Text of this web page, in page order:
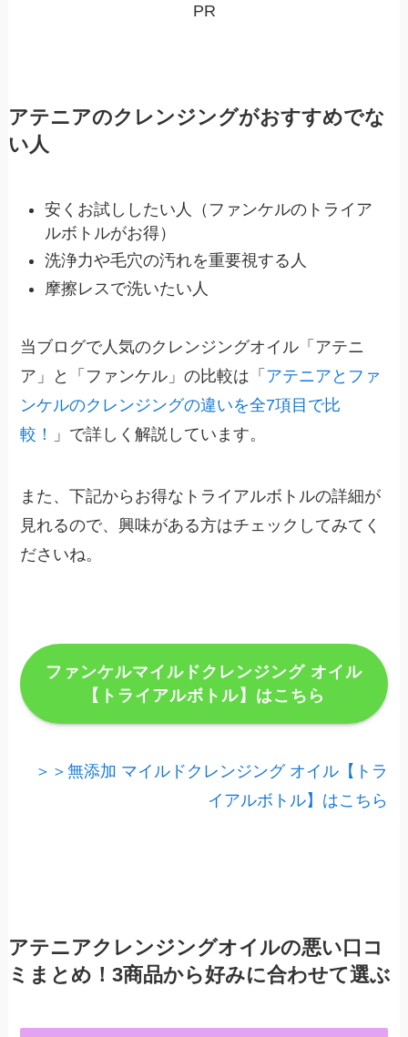
PR
アテニアのクレンジングがおすすめでな
い人
安くお試ししたい人（ファンケルのトライア
ルボトルがお得）
洗浄力や毛穴の汚れを重要視する人
摩擦レスで洗いたい人
当ブログで人気のクレンジングオイル「アテニ
ア」と「ファンケル」の比較は「 アテニアとファ
ンケルのクレンジングの違いを全7項目で比
較！
」で詳しく解説しています。
また、下記からお得なトライアルボトルの詳細が
見れるので、興味がある方はチェックしてみてく
ださいね。
ファンケルマイルドクレンジング オイル
【トライアルボトル】はこちら
＞＞無添加 マイルドクレンジング オイル【トラ
イアルボトル】はこちら
アテニアクレンジングオイルの悪い口コ
ミまとめ！3商品から好みに合わせて選ぶ